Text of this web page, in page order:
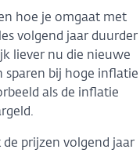
hoe je omgaat met
volgend jaar duurder
liever nu die nieuwe
sparen bij hoge inflatie
als de inflatie
prijzen volgend jaar